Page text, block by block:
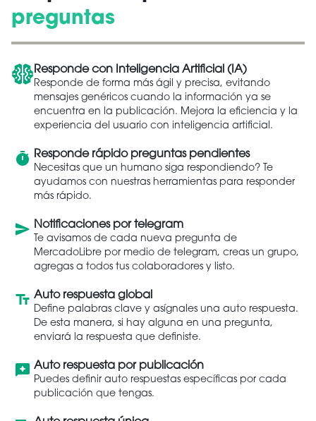
preguntas
Responde con Inteligencia Artificial (IA)
Responde de forma más ágil y precisa, evitando
mensajes genéricos cuando la información ya se
encuentra en la publicación. Mejora la eficiencia y la
experiencia del usuario con inteligencia artificial.
Responde rápido preguntas pendientes
Necesitas que un humano siga respondiendo? Te
ayudamos con nuestras herramientas para responder
más rápido.
Notificaciones por telegram
Te avisamos de cada nueva pregunta de
MercadoLibre por medio de telegram, creas un grupo,
agregas a todos tus colaboradores y listo.
Auto respuesta global
Define palabras clave y asígnales una auto respuesta.
De esta manera, si hay alguna en una pregunta,
enviará la respuesta que definiste.
Auto respuesta por publicación
Puedes definir auto respuestas específicas por cada
publicación que tengas.